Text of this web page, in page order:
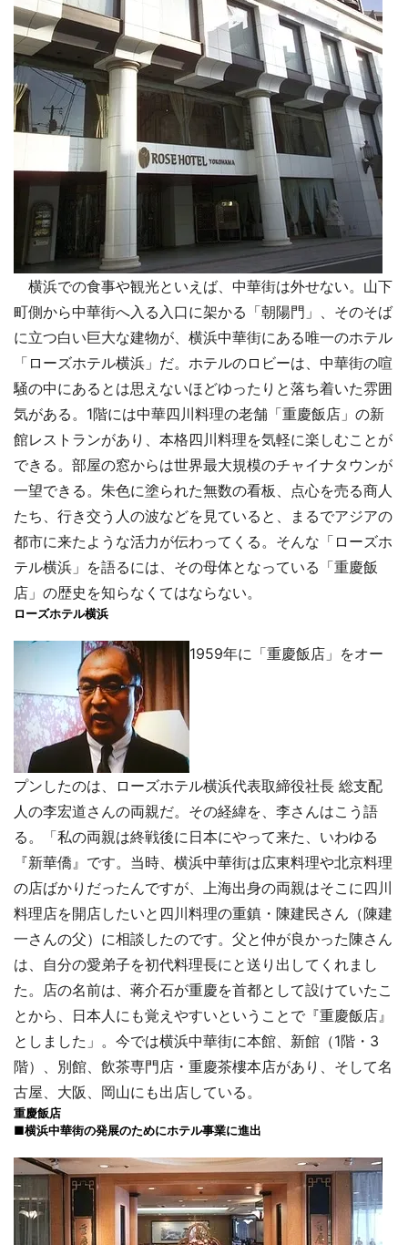
横浜での食事や観光といえば、中華街は外せない。山下
町側から中華街へ入る入口に架かる「朝陽門」、そのそば
に立つ白い巨大な建物が、横浜中華街にある唯一のホテル
「ローズホテル横浜」だ。ホテルのロビーは、中華街の喧
騒の中にあるとは思えないほどゆったりと落ち着いた雰囲
気がある。1階には中華四川料理の老舗「重慶飯店」の新
館レストランがあり、本格四川料理を気軽に楽しむことが
できる。部屋の窓からは世界最大規模のチャイナタウンが
一望できる。朱色に塗られた無数の看板、点心を売る商人
たち、行き交う人の波などを見ていると、まるでアジアの
都市に来たような活力が伝わってくる。そんな「ローズホ
テル横浜」を語るには、その母体となっている「重慶飯
店」の歴史を知らなくてはならない。
ローズホテル横浜
1959年に「重慶飯店」をオー
プンしたのは、ローズホテル横浜代表取締役社長 総支配
人の李宏道さんの両親だ。その経緯を、李さんはこう語
る。「私の両親は終戦後に日本にやって来た、いわゆる
『新華僑』です。当時、横浜中華街は広東料理や北京料理
の店ばかりだったんですが、上海出身の両親はそこに四川
料理店を開店したいと四川料理の重鎮・陳建民さん（陳建
一さんの父）に相談したのです。父と仲が良かった陳さん
は、自分の愛弟子を初代料理長にと送り出してくれまし
た。店の名前は、蒋介石が重慶を首都として設けていたこ
とから、日本人にも覚えやすいということで『重慶飯店』
としました」。今では横浜中華街に本館、新館（1階・3
階）、別館、飲茶専門店・重慶茶樓本店があり、そして名
古屋、大阪、岡山にも出店している。
重慶飯店
■横浜中華街の発展のためにホテル事業に進出